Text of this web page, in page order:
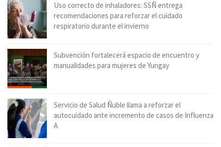
Uso correcto de inhaladores: SSÑ entrega
recomendaciones para reforzar el cuidado
respiratorio durante el invierno
Subvención fortalecerá espacio de encuentro y
manualidades para mujeres de Yungay
Servicio de Salud Ñuble llama a reforzar el
autocuidado ante incremento de casos de Influenza
A